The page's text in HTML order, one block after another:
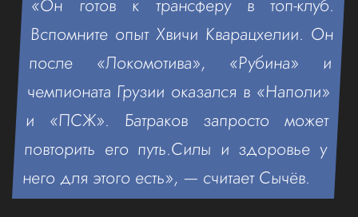
Вспомните опыт Хвичи Кварацхелии. Он
после «Локомотива», «Рубина» и
чемпионата Грузии оказался в «Наполи»
и «ПСЖ». Батраков запросто может
повторить его путь.Силы и здоровье у
него для этого есть», — считает Сычёв.